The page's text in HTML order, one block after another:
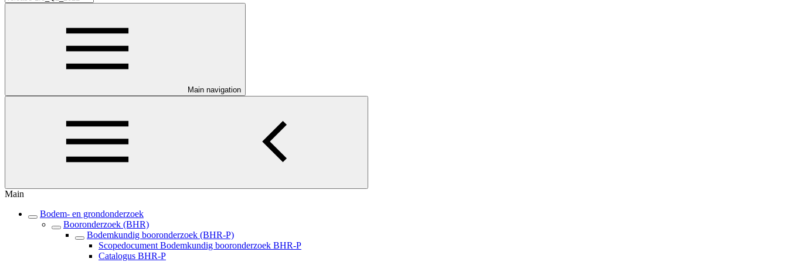
Main navigation
Main
Bodem- en grondonderzoek
Booronderzoek (BHR)
Bodemkundig booronderzoek (BHR-P)
Scopedocument Bodemkundig booronderzoek BHR-P
Catalogus BHR-P